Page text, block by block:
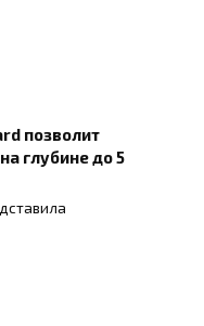
позволит
глубине до 5